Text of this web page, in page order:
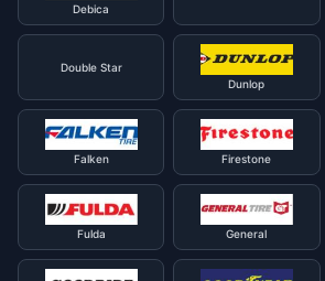
Debica
Double Star
Dunlop
Falken Firestone
Fulda General